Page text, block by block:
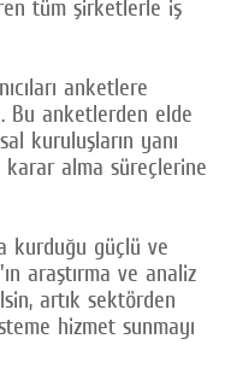
tüm şirketlerle iş
anketlere
Bu anketlerden elde
kuruluşların yanı
alma süreçlerine
kurduğu güçlü ve
araştırma ve analiz
artık sektörden
hizmet sunmayı